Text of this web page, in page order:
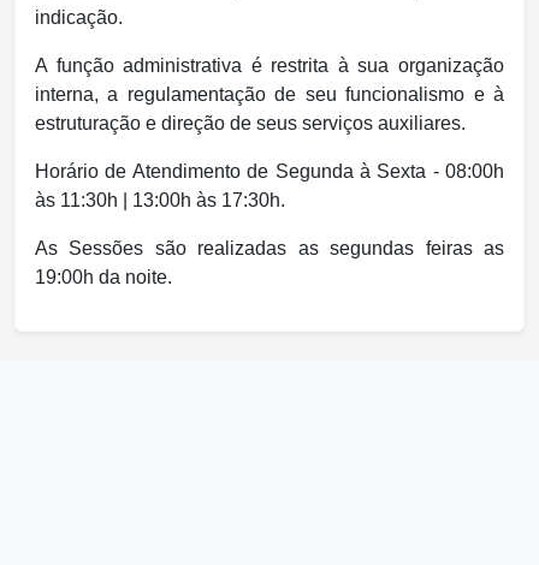
indicação.
A função administrativa é restrita à sua organização
interna, a regulamentação de seu funcionalismo e à
estruturação e direção de seus serviços auxiliares.
Horário de Atendimento de Segunda à Sexta - 08:00h
às 11:30h | 13:00h às 17:30h.
As Sessões são realizadas as segundas feiras as
19:00h da noite.